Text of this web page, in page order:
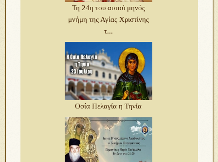
Τη 24η του αυτού μηνός
μνήμη της Αγίας Χριστίνης
τ...
Οσία Πελαγία η Τηνία